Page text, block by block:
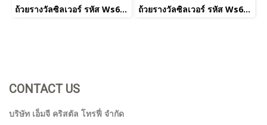
ถ้วยรางวัลซิลเวอร์ รหัส Ws6223 ถ้วยรางวัลซิลเวอร์ รหัส Ws6231
CONTACT US
บริษัท เอ็มจี คริสตัล โทรฟี่ จำกัด